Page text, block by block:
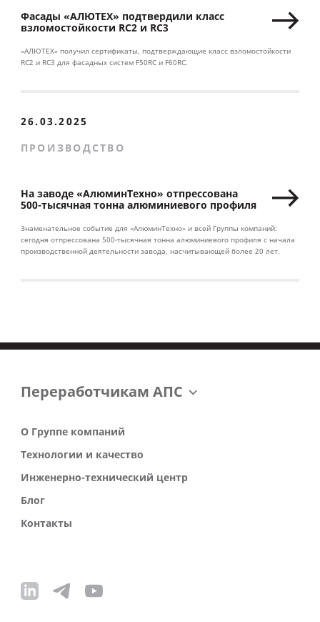
Фасады «АЛЮТЕХ» подтвердили класс
взломостойкости RC2 и RC3
«АЛЮТЕХ» получил сертификаты, подтверждающие класс взломостойкости
RC2 и RC3 для фасадных систем F50RC и F60RC.
26.03.2025
ПРОИЗВОДСТВО
На заводе «АлюминТехно» отпрессована
500-тысячная тонна алюминиевого профиля
Знаменательное событие для «АлюминТехно» и всей Группы компаний:
сегодня отпрессована 500-тысячная тонна алюминиевого профиля с начала
производственной деятельности завода, насчитывающей более 20 лет.
Переработчикам АПС
О Группе компаний
Технологии и качество
Инженерно-технический центр
Блог
Контакты